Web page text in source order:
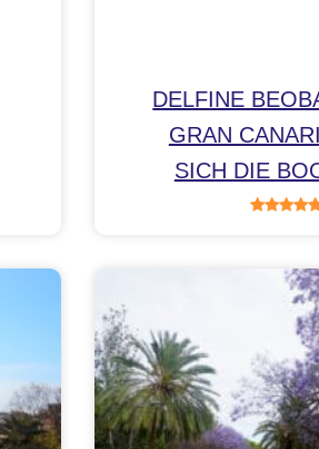
DELFINE
GRAN
SICH DIE